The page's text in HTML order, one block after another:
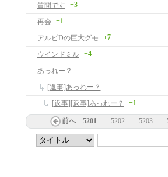
質問です +3
再会 +1
アルビDの巨大グモ +7
ウインドミル +4
あっれー？
[返事]あっれー？
[返事][返事]あっれー？
+1
前へ 5201 5202 5203